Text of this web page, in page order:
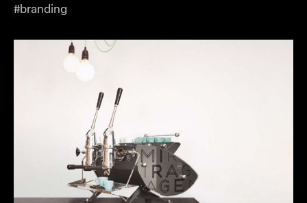
#branding